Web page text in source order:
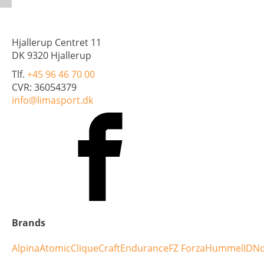
Hjallerup Centret 11
DK 9320 Hjallerup
Tlf. +45 96 46 70 00
CVR: 36054379
info@limasport.dk
Brands
AlpinaAtomicCliqueCraftEnduranceFZ ForzaHummelID